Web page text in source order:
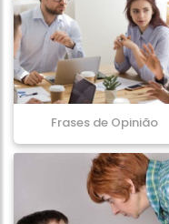
Frases de Opinião